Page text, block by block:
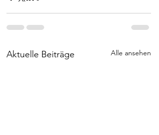
Aktuelle Beiträge Alle ansehen